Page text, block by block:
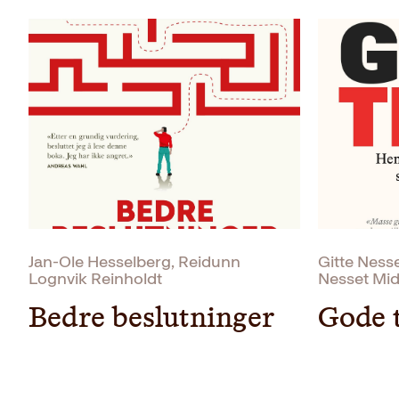
Jan-Ole Hesselberg, Reidunn
Lognvik Reinholdt
Bedre beslutninger
Gitte
Nesset
Gode